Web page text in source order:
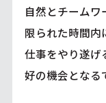
自然とチームワ
限られた時間内
仕事をやり遂げ
好の機会となる